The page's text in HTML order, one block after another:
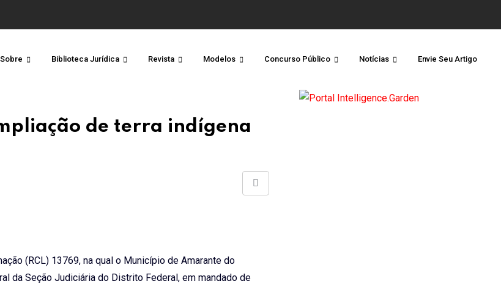
Sobre Biblioteca Jurídica Revista Modelos Concurso Público Notícias Envie Seu Artigo
de terra indígena
Share
(RCL) 13769, na qual o Município de Amarante do
da Seção Judiciária do Distrito Federal, em mandado de